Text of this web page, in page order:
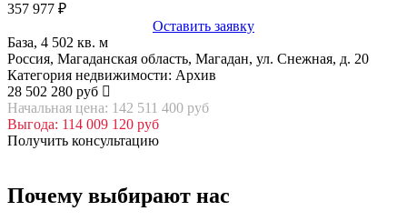
357 977 ₽
Оставить заявку
База, 4 502 кв. м
Россия, Магаданская область, Магадан, ул. Снежная, д. 20
Категория недвижимости: Архив
28 502 280 руб
Начальная цена: 142 511 400 руб
Выгода: 114 009 120 руб
Получить консультацию
Почему выбирают нас